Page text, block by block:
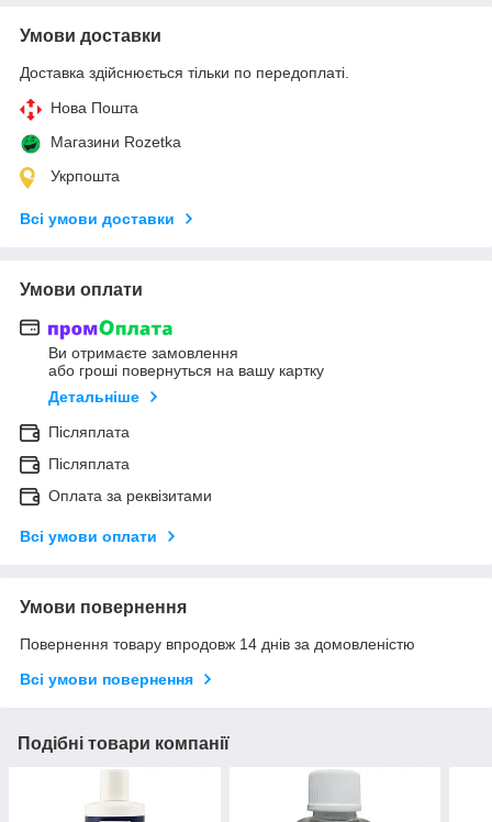
Умови доставки
Доставка здійснюється тільки по передоплаті.
Нова Пошта
Магазини Rozetka
Укрпошта
Всі умови доставки
Умови оплати
Ви отримаєте замовлення
або гроші повернуться на вашу картку
Детальніше
Післяплата
Післяплата
Оплата за реквізитами
Всі умови оплати
Умови повернення
Повернення товару впродовж 14 днів за домовленістю
Всі умови повернення
Подібні товари компанії